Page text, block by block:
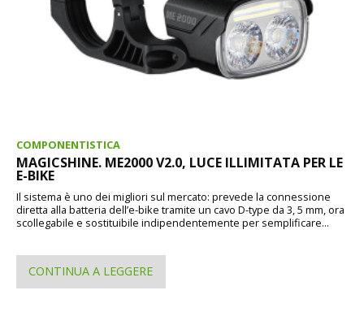
COMPONENTISTICA
MAGICSHINE. ME2000 V2.0, LUCE ILLIMITATA PER LE
E-BIKE
Il sistema è uno dei migliori sul mercato: prevede la connessione
diretta alla batteria dell’e-bike tramite un cavo D-type da 3, 5 mm, ora
scollegabile e sostituibile indipendentemente per semplificare...
CONTINUA A LEGGERE